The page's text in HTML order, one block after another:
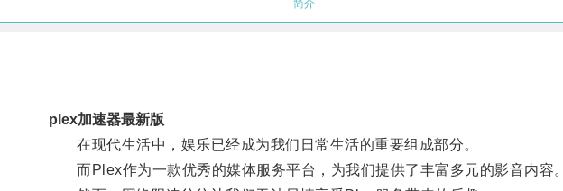
简介
plex加速器最新版
在现代生活中，娱乐已经成为我们日常生活的重要组成部分。
而Plex作为一款优秀的媒体服务平台，为我们提供了丰富多元的影音内容。